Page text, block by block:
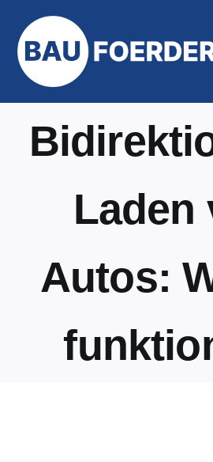
Inhalt
springen
Laden
Autos: